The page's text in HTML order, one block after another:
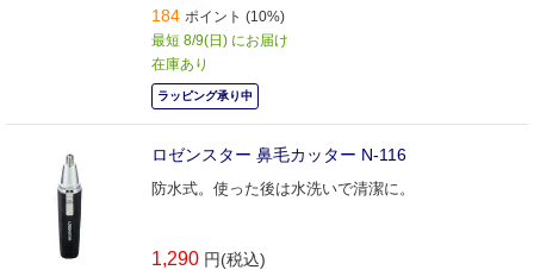
184 ポイント (10%)
最短 8/9(日) にお届け
在庫あり
ラッピング承り中
ロゼンスター 鼻毛カッター N-116
防水式。使った後は水洗いで清潔に。
1,290 円(税込)